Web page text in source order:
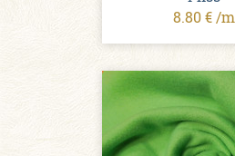
8.80 € /m